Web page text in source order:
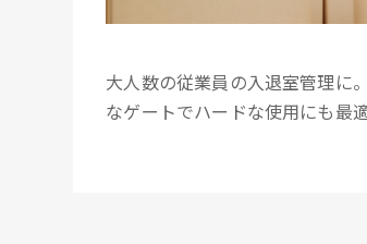
大人数の従業員の入退室管理に
なゲートでハードな使用にも最適